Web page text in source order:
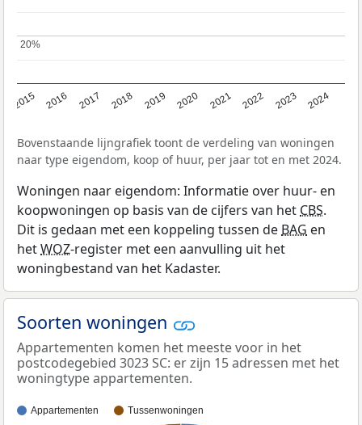
2015 2016 2017 2018 2019 2020 2021 2022 2023 2024
20%
20%
Bovenstaande lijngrafiek toont de verdeling van woningen
naar type eigendom, koop of huur, per jaar tot en met 2024.
Woningen naar eigendom: Informatie over huur- en
koopwoningen op basis van de cijfers van het CBS.
Dit is gedaan met een koppeling tussen de BAG en
hetWOZ-register met een aanvulling uit het
woningbestand van het Kadaster.
Soorten woningen
Appartementen komen het meeste voor in het
postcodegebied 3023 SC: er zijn 15 adressen met het
woningtype appartementen.
Appartementen Tussenwoningen